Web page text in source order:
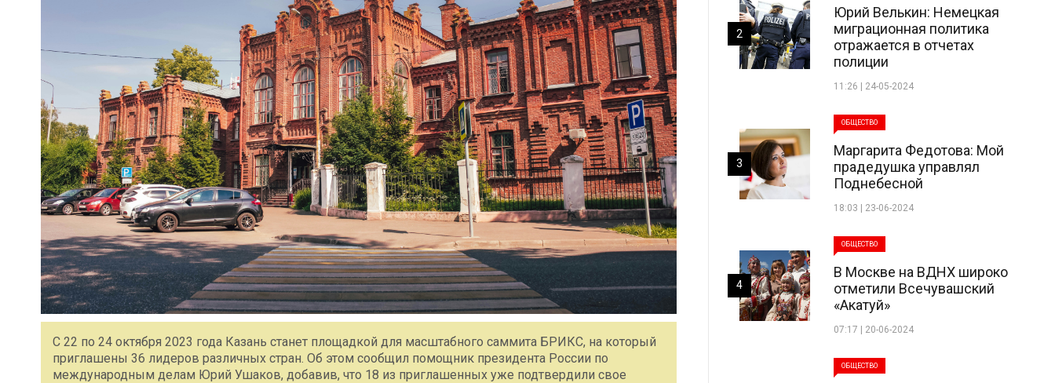
С 22 по 24 октября 2023 года Казань станет площадкой для масштабного саммита БРИКС, на который
приглашены 36 лидеров различных стран. Об этом сообщил помощник президента России по
международным делам Юрий Ушаков, добавив, что 18 из приглашенных уже подтвердили свое
Юрий Велькин: Немецкая
миграционная политика
отражается в отчетах
полиции
11:26 | 24-05-2024
2
ОБЩЕСТВО
Маргарита Федотова: Мой
прадедушка управлял
Поднебесной
18:03 | 23-06-2024
3
ОБЩЕСТВО
В Москве на ВДНХ широко
отметили Всечувашский
«Акатуй»
07:17 | 20-06-2024
4
ОБЩЕСТВО